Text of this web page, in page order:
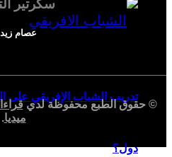
دول؟
سكرتير
عصام
© حقوق الطبع محفوظة لدي
ميديا.